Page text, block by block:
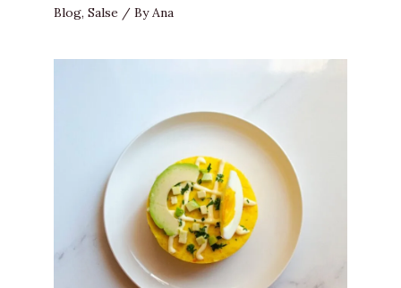
Blog, Salse / By Ana